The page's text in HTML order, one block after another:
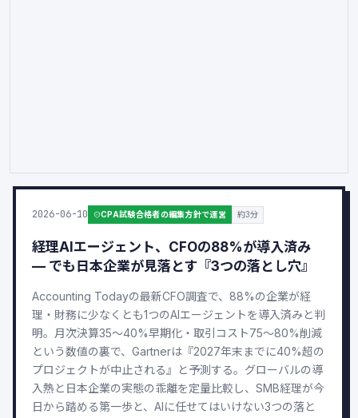
2026-06-10 CPA試験合格者の編集方針で運営 約3分
経理AIエージェント、CFOの88%が導入済み
— でも日本企業が見落とす『3つの落とし穴』
Accounting Todayの最新CFO調査で、88%の企業が経
理・財務に少なくとも1つのAIエージェントを導入済みと判
明。月次決算35〜40%早期化・取引コスト75〜80%削減
という数値の裏で、Gartnerは『2027年末までに40%超の
プロジェクトが中止される』と予測する。グローバルの導
入熱と日本企業の実態の乖離を定量比較し、SMB経理が今
日から踏める第一歩と、AIに任せてはいけない3つの落と